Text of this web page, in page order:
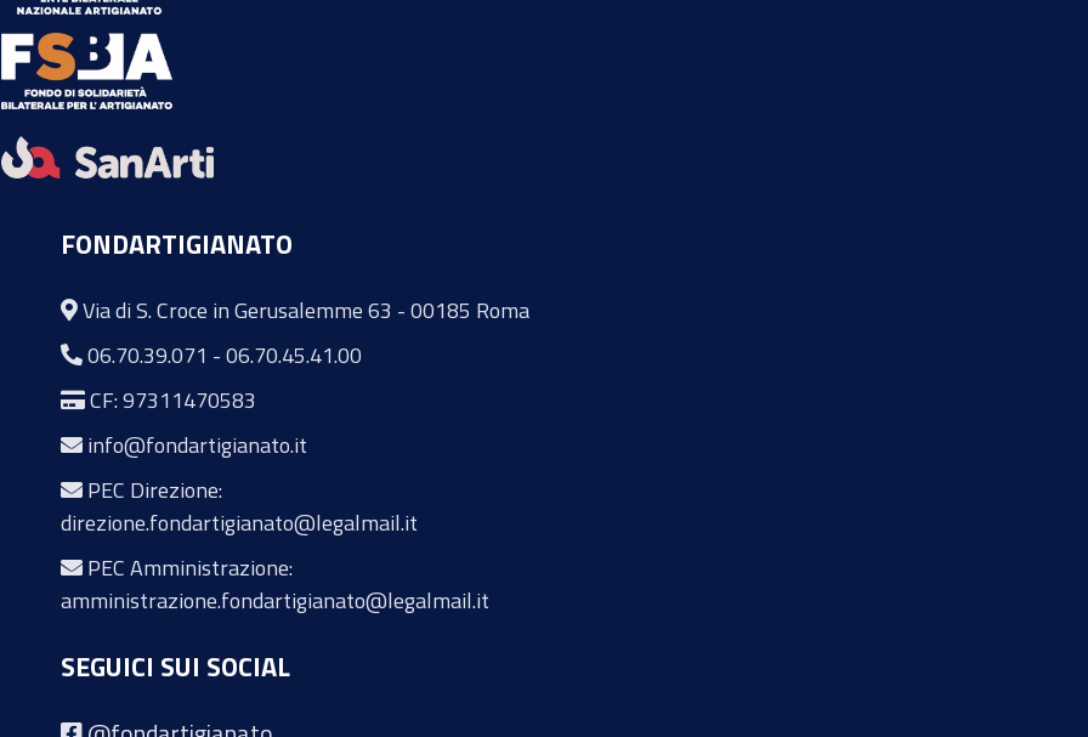
FONDARTIGIANATO
Via di S. Croce in Gerusalemme 63 - 00185 Roma
06.70.39.071 -06.70.45.41.00
CF: 97311470583
info@fondartigianato.it
PEC Direzione:
direzione.fondartigianato@legalmail.it
PEC Amministrazione:
amministrazione.fondartigianato@legalmail.it
SEGUICI SUI SOCIAL